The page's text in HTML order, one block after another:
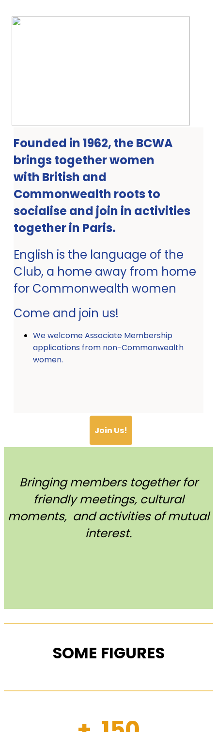
Founded in 1962, the BCWA
brings together women
with British and
Commonwealth roots to
socialise and join in activities
together in Paris.
English is the language of the
Club, a home away from home
for Commonwealth women
Come and join us!
We welcome Associate Membership
applications from non-Commonwealth
women.
Join Us!
Bringing members together for
friendly meetings, cultural
moments, and activities of mutual
interest.
SOME FIGURES